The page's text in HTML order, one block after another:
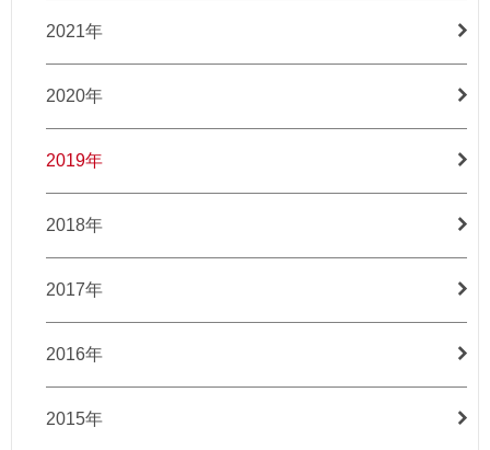
2021年
2020年
2019年
2018年
2017年
2016年
2015年